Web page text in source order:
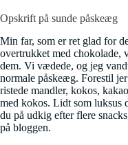
Opskrift på sunde påskeæg
Min far, som er ret glad for
overtrukket med chokolade,
dem. Vi vædede, og jeg
normale påskeæg. Forestil
ristede mandler, kokos,
med kokos. Lidt som luksus
du på udkig efter flere
på bloggen.